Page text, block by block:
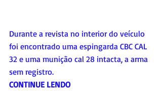
Durante a revista no interior do veículo
foi encontrado uma espingarda CBC CAL
32 e uma munição cal 28 intacta, a arma
sem registro.
CONTINUE LENDO